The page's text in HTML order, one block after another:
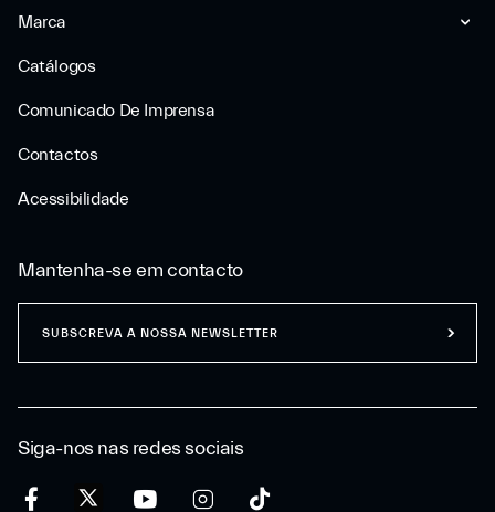
Marca
Catálogos
Comunicado De Imprensa
Contactos
Acessibilidade
Siga-nos nas redes sociais
Mantenha-se em contacto
SUBSCREVA A NOSSA NEWSLETTER